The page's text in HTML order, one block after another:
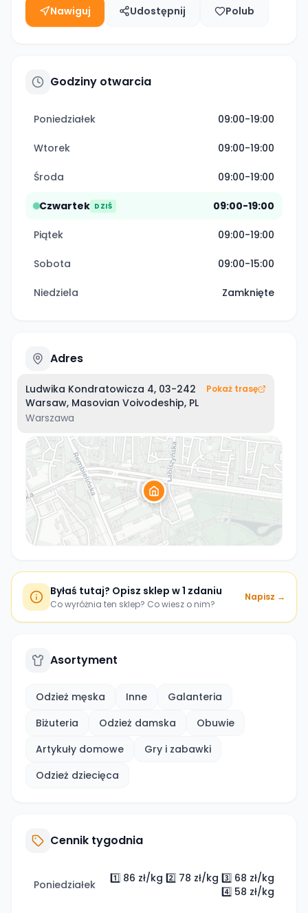
Nawiguj Udostępnij Polub
Godziny otwarcia
Poniedziałek 09:00-19:00
Wtorek 09:00-19:00
Środa 09:00-19:00
Czwartek DZIŚ 09:00-19:00
Piątek 09:00-19:00
Sobota 09:00-15:00
Niedziela Zamknięte
Adres
Ludwika Kondratowicza 4, 03-242
Warsaw, Masovian Voivodeship, PL
Warszawa
Pokaż trasę
Byłaś tutaj? Opisz sklep w 1 zdaniu
Co wyróżnia ten sklep? Co wiesz o nim?
Napisz →
Asortyment
Odzież męska Inne
Galanteria
Biżuteria
Odzież damska
Obuwie
Artykuły domowe
Gry i zabawki
Odzież dziecięca
Cennik tygodnia
Poniedziałek
1️⃣ 86 zł/kg 2️⃣ 78 zł/kg 3️⃣ 68 zł/kg
4️⃣ 58 zł/kg